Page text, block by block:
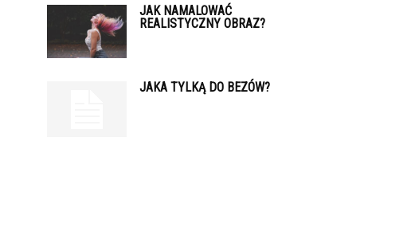
JAK NAMALOWAĆ
REALISTYCZNY OBRAZ?
JAKA TYLKĄ DO BEZÓW?